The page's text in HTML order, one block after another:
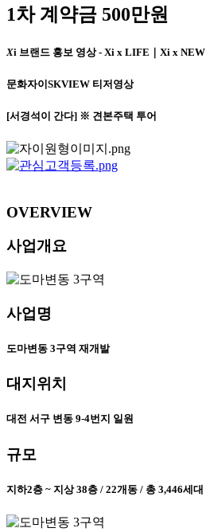
1차 계약금 500만원
Xi 브랜드 홍보 영상 - Xi x LIFE｜Xi x NEW
문화자이SKVIEW 티저영상
[서경석이 간다] ※ 견본주택 투어
OVERVIEW
사업개요
사업명
도마변동 3구역 재개발
대지위치
대전 서구 변동 9-4번지 일원
규모
지하2층 ~ 지상 38층 / 22개동 / 총 3,446세대